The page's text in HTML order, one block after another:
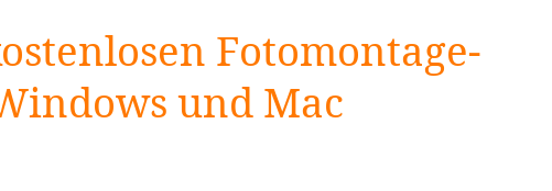
Fotomontage-
und Mac